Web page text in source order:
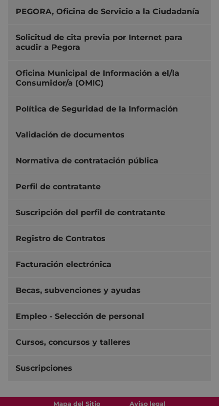
PEGORA, Oficina de Servicio a la Ciudadanía
Solicitud de cita previa por Internet para
acudir a Pegora
Oficina Municipal de Información a el/la
Consumidor/a (OMIC)
Política de Seguridad de la Información
Validación de documentos
Normativa de contratación pública
Perfil de contratante
Suscripción del perfil de contratante
Registro de Contratos
Facturación electrónica
Becas, subvenciones y ayudas
Empleo - Selección de personal
Cursos, concursos y talleres
Suscripciones
Mapa del Sitio Aviso legal